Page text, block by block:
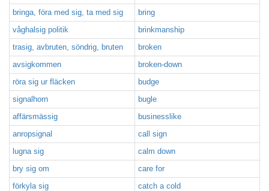
bringa, föra med sig, ta med sig
bring
våghalsig politik
brinkmanship
trasig, avbruten, söndrig, bruten
broken
avsigkommen
broken-down
röra sig ur fläcken
budge
signalhorn
bugle
affärsmässig
businesslike
anropsignal
call sign
lugna sig
calm down
bry sig om
care for
förkyla sig
catch a cold